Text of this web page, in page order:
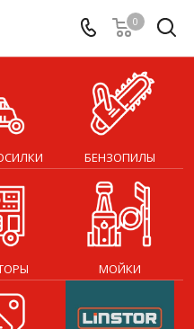
0
БЕНЗОПИЛЫ
МОЙКИ